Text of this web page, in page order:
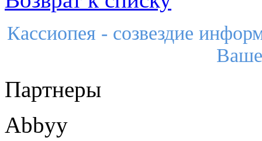
Кассиопея - созвездие
Партнеры
Abbyy